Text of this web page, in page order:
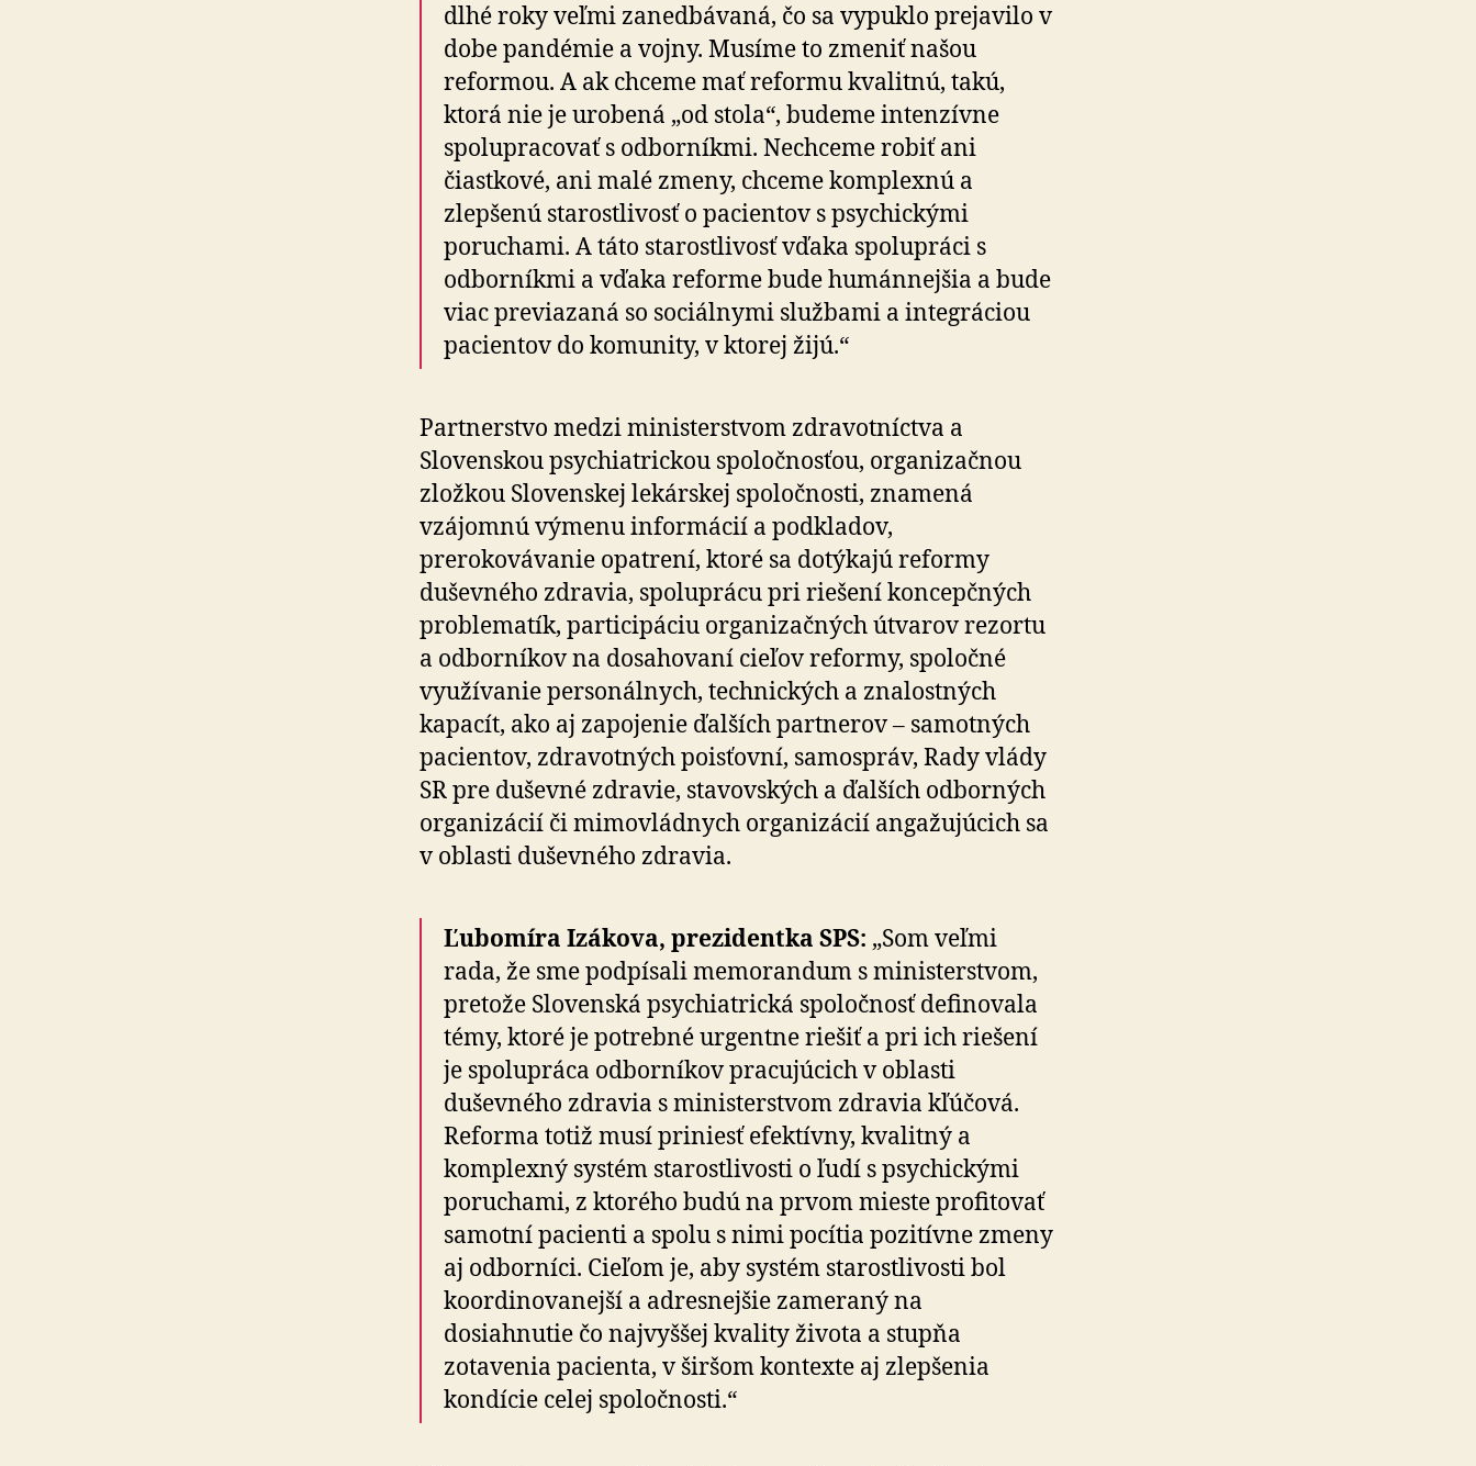
dlhé roky veľmi zanedbávaná, čo sa vypuklo prejavilo v
dobe pandémie a vojny. Musíme to zmeniť našou
reformou. A ak chceme mať reformu kvalitnú, takú,
ktorá nie je urobená „od stola“, budeme intenzívne
spolupracovať s odborníkmi. Nechceme robiť ani
čiastkové, ani malé zmeny, chceme komplexnú a
zlepšenú starostlivosť o pacientov s psychickými
poruchami. A táto starostlivosť vďaka spolupráci s
odborníkmi a vďaka reforme bude humánnejšia a bude
viac previazaná so sociálnymi službami a integráciou
pacientov do komunity, v ktorej žijú.“
Partnerstvo medzi ministerstvom zdravotníctva a
Slovenskou psychiatrickou spoločnosťou, organizačnou
zložkou Slovenskej lekárskej spoločnosti, znamená
vzájomnú výmenu informácií a podkladov,
prerokovávanie opatrení, ktoré sa dotýkajú reformy
duševného zdravia, spoluprácu pri riešení koncepčných
problematík, participáciu organizačných útvarov rezortu
a odborníkov na dosahovaní cieľov reformy, spoločné
využívanie personálnych, technických a znalostných
kapacít, ako aj zapojenie ďalších partnerov – samotných
pacientov, zdravotných poisťovní, samospráv, Rady vlády
SR pre duševné zdravie, stavovských a ďalších odborných
organizácií či mimovládnych organizácií angažujúcich sa
v oblasti duševného zdravia.
Ľubomíra Izákova, prezidentka SPS: „Som veľmi
rada, že sme podpísali memorandum s ministerstvom,
pretože Slovenská psychiatrická spoločnosť definovala
témy, ktoré je potrebné urgentne riešiť a pri ich riešení
je spolupráca odborníkov pracujúcich v oblasti
duševného zdravia s ministerstvom zdravia kľúčová.
Reforma totiž musí priniesť efektívny, kvalitný a
komplexný systém starostlivosti o ľudí s psychickými
poruchami, z ktorého budú na prvom mieste profitovať
samotní pacienti a spolu s nimi pocítia pozitívne zmeny
aj odborníci. Cieľom je, aby systém starostlivosti bol
koordinovanejší a adresnejšie zameraný na
dosiahnutie čo najvyššej kvality života a stupňa
zotavenia pacienta, v širšom kontexte aj zlepšenia
kondície celej spoločnosti.“